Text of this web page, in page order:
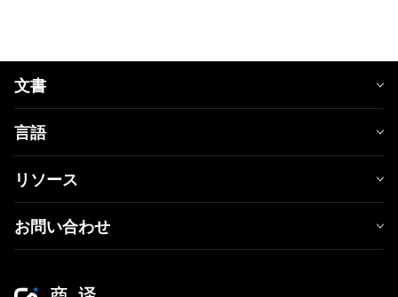
文書
言語
リソース
お問い合わせ